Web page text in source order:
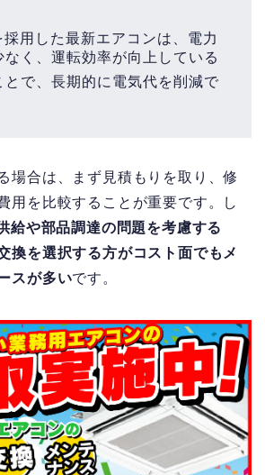
用した最新エアコンは、電力
なく、運転効率が向上している
とで、長期的に電気代を削減で
場合は、まず見積もりを取り、修
用を比較することが重要です。し
給や部品調達の問題を考慮する
換を選択する方がコスト面でもメ
スが多いです。